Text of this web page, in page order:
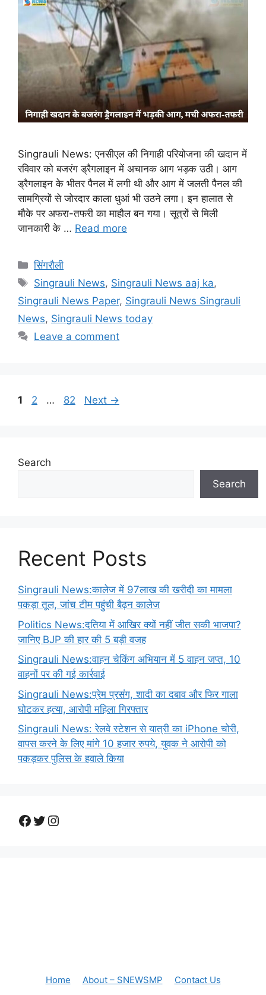
Singrauli News: एनसीएल की निगाही परियोजना की खदान में
रविवार को बजरंग ड्रैगलाइन में अचानक आग भड़क उठी। आग
ड्रैगलाइन के भीतर पैनल में लगी थी और आग में जलती पैनल की
सामग्रियों से जोरदार काला धुआं भी उठने लगा। इन हालात से
मौके पर अफरा-तफरी का माहौल बन गया। सूत्रों से मिली
जानकारी के … Read more
Categories
सिंगरौली
Tags
Singrauli News, Singrauli News aaj ka,
Singrauli News Paper, Singrauli News Singrauli
News, Singrauli News today
Leave a comment
Page
1 Page
2 … Page
82 Next →
Search
Search
Recent Posts
Singrauli News:कालेज में 97लाख की खरीदी का मामला
पकड़ा तूल, जांच टीम पहुंची बैढ़न कालेज
Politics News:दतिया में आखिर क्यों नहीं जीत सकी भाजपा?
जानिए BJP की हार की 5 बड़ी वजह
Singrauli News:वाहन चेकिंग अभियान में 5 वाहन जप्त, 10
वाहनों पर की गई कार्रवाई
Singrauli News:प्रेम प्रसंग, शादी का दबाव और फिर गाला
घोटकर हत्या, आरोपी महिला गिरफ्तार
Singrauli News: रेलवे स्टेशन से यात्री का iPhone चोरी,
वापस करने के लिए मांगे 10 हजार रुपये, युवक ने आरोपी को
पकड़कर पुलिस के हवाले किया
Facebook
Twitter
Instagram
Home About – SNEWSMP
Contact Us